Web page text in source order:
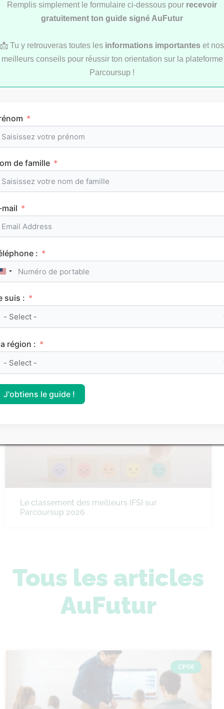
Lettres de motivation Parcoursup : 101
L’emploi du temps en première (cours et
horaires)
Le classement des meilleurs Sciences Po (IEP)
sur Parcoursup 2026
Le classement des meilleurs IFSI sur
Parcoursup 2026
Tous les articles
AuFutur
CPGE
Remplis simplement le formulaire ci-dessous pour recevoir
gratuitement ton guide signé AuFutur
📩 Tu y retrouveras toutes les informations importantes et nos
meilleurs conseils pour réussir ton orientation sur la plateforme
Parcoursup !
de famille
:
United States +1
suis :
région :
J'obtiens le guide !